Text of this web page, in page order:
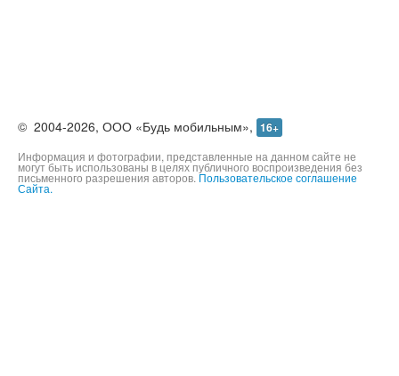
©2004-2026,ООО «Будь мобильным», 16+
Информация и фотографии, представленные на данном сайте не
могут быть использованы в целях публичного воспроизведения без